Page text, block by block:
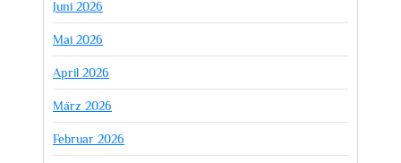
Juni 2026
Mai 2026
April 2026
März 2026
Februar 2026